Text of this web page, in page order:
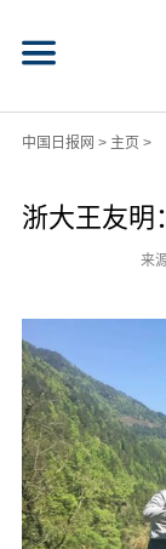
中国日报网 > 主页>
浙大王友明
来